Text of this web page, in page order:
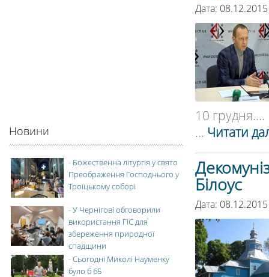
Дата:
10 грудня....
... Читати
Білоус
Дата:
Новини
- Божественна літургія у свято
Преображення Господнього у
Троїцькому соборі
-У Чернігові обговорили
використання ГІС для
збереження природної
спадщини
-Сьогодні Миколі Науменку
було б 65